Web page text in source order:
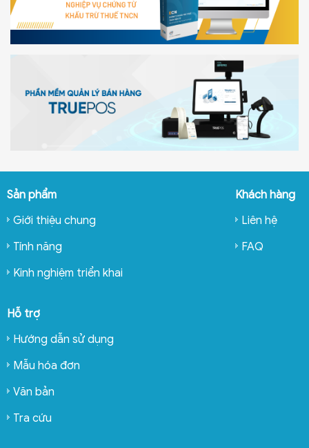
Sản phẩm
Giới thiệu chung
Tính năng
Kinh nghiệm triển khai
Khách hàng
Liên hệ
FAQ
Hỗ trợ
Hướng dẫn sử dụng
Mẫu hóa đơn
Văn bản
Tra cứu